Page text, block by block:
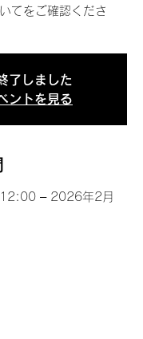
てをご確認くださ
了しました
ントを見る
– 2026年2月